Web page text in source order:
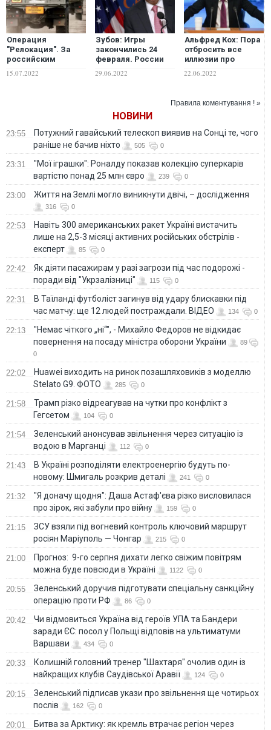
Операция
"Релокация". За
российским
солдаты
15.07.2022
Зубов: Игры
закончились 24
февраля. России
29.06.2022
Альфред Кох: Пора
отбросить все
иллюзии про
эскалации
находится на
зверства
22.06.2022
Правила коментування ! »
НОВИНИ
23:55
Потужний гавайський телескоп виявив на Сонці те, чого
раніше не бачив ніхто
505 0
23:31
"Мої іграшки": Роналду показав колекцію суперкарів
вартістю понад 25 млн євро
239 0
23:00 Життя на Землі могло виникнути двічі, – дослідження
316 0
22:53
Навіть 300 американських ракет Україні вистачить
лише на 2,5-3 місяці активних російських обстрілів -
експерт
85 0
22:42
Як діяти пасажирам у разі загрози під час подорожі -
поради від "Укрзалізниці"
115 0
22:31
В Таїланді футболіст загинув від удару блискавки під
час матчу: ще 12 людей постраждали. ВІДЕО
134 0
22:13
"Немає чіткого „ні“", - Михайло Федоров не відкидає
повернення на посаду міністра оборони України
89
0
22:02
Huawei виходить на ринок позашляховиків з моделлю
Stelato G9. ФОТО
285 0
21:58
Трамп різко відреагував на чутки про конфлікт з
Гегсетом
104 0
21:54
Зеленський анонсував звільнення через ситуацію із
водою в Марганці
112 0
21:43
В Україні розподіляти електроенергію будуть по-
новому: Шмигаль розкрив деталі
241 0
21:32
"Я доначу щодня": Даша Астаф'єва різко висловилася
про зірок, які забули про війну
159 0
21:15
ЗСУ взяли під вогневий контроль ключовий маршрут
росіян Маріуполь — Чонгар
215 0
21:00
Прогноз: 9-го серпня дихати легко свіжим повітрям
можна буде повсюди в Україні
1122 0
20:55
Зеленський доручив підготувати спеціальну санкційну
операцію проти РФ
86 0
20:42
Чи відмовиться Україна від героїв УПА та Бандери
заради ЄС: посол у Польщі відповів на ультиматуми
Варшави
434 0
20:33
Колишній головний тренер "Шахтаря" очолив один із
найкращих клубів Саудівської Аравії
124 0
20:15
Зеленський підписав укази про звільнення ще чотирьох
послів
162 0
20:01 Битва за Арктику: як кремль втрачає регіон через